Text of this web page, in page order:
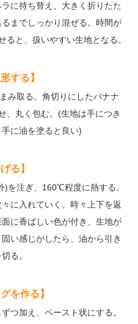
に持ち替え、大きく折りたた
までしっかり混ぜる。時間が
ると、扱いやすい生地となる。
する】
み取る。角切りにしたバナナ
、丸く包む。(生地は手につき
に油を塗ると良い)
る】
を注ぎ、160℃程度に熱する。
に入れていく。時々上下を返
に香ばしい色が付き、生地が
い感じがしたら、油から引き
る。
を作る】
つ加え、ペースト状にする。